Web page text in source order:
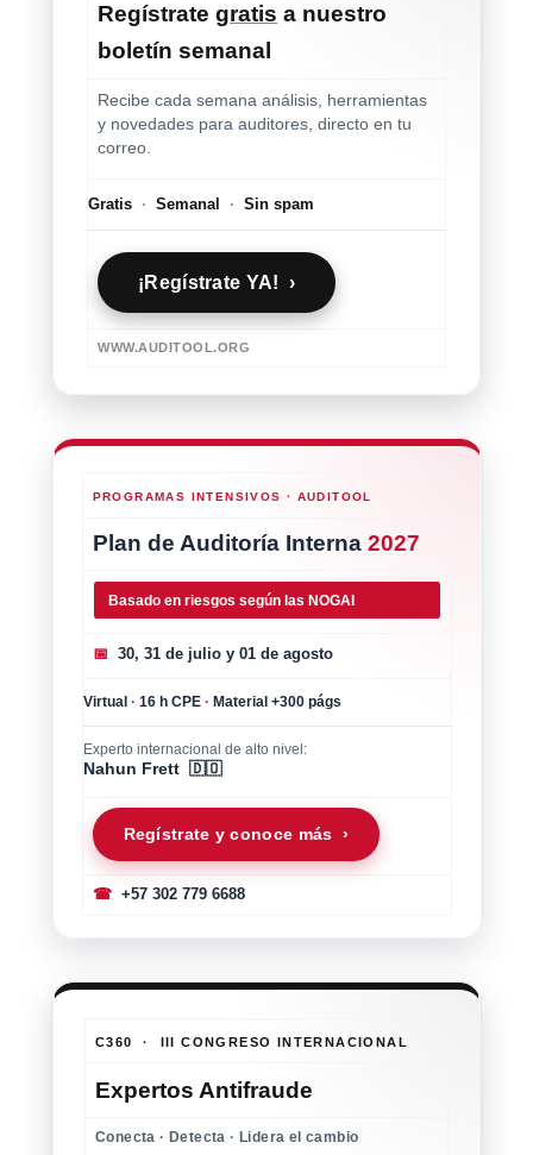
Regístrate gratis a nuestro
boletín semanal
Recibe cada semana análisis, herramientas
y novedades para auditores, directo en tu
correo.
Gratis · Semanal · Sin spam
¡Regístrate YA! ›
WWW.AUDITOOL.ORG
PROGRAMAS INTENSIVOS · AUDITOOL
Plan de Auditoría Interna 2027
Basado en riesgos según las NOGAI
📅 30, 31 de julio y 01 de agosto
Virtual · 16 h CPE · Material +300 págs
Experto internacional de alto nivel:
Nahun Frett 🇩🇴
Regístrate y conoce más ›
☎+57 302 779 6688
C360 · III CONGRESO INTERNACIONAL
Expertos Antifraude
Conecta · Detecta · Lidera el cambio